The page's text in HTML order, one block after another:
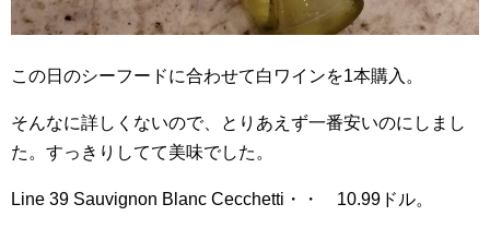
この日のシーフードに合わせて白ワインを1本購入。
そんなに詳しくないので、とりあえず一番安いのにしまし
た。すっきりしてて美味でした。
Line 39 Sauvignon Blanc Cecchetti・・ 10.99ドル。